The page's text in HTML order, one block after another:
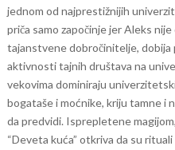
jednom od najprestižnijih
priča samo započinje jer Aleks
tajanstvene dobročinitelje, dobija
aktivnosti tajnih društava na
vekovima dominiraju
bogataše i moćnike, kriju tamne i
da predvidi. Isprepletene
“Deveta kuća” otkriva da su